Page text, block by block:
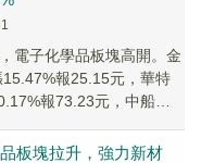
電子化學品板塊高開。金
報25.15元，華特
報73.23元，中船特
板塊拉升，強力新材